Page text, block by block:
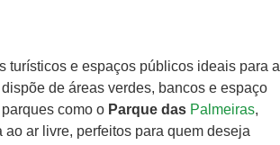
turísticos e espaços públicos ideais para a
dispõe de áreas verdes, bancos e espaço
como o Parque das Palmeiras,
ar livre, perfeitos para quem deseja